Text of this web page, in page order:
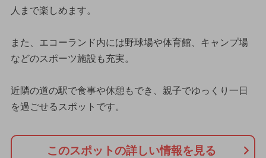
人まで楽しめます。
また、エコーランド内には野球場や体育館、キャンプ場
などのスポーツ施設も充実。
近隣の道の駅で食事や休憩もでき、親子でゆっくり一日
を過ごせるスポットです。
このスポットの詳しい情報を見る